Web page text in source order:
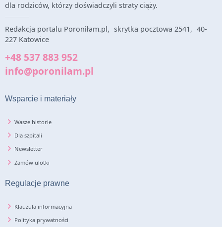
dla rodziców, którzy doświadczyli straty ciąży.
Redakcja portalu Poroniłam.pl, skrytka pocztowa 2541, 40-
227 Katowice
+48 537 883 952
info@poronilam.pl
Wsparcie i materiały
Wasze historie
Dla szpitali
Newsletter
Zamów ulotki
Regulacje prawne
Klauzula informacyjna
Polityka prywatności